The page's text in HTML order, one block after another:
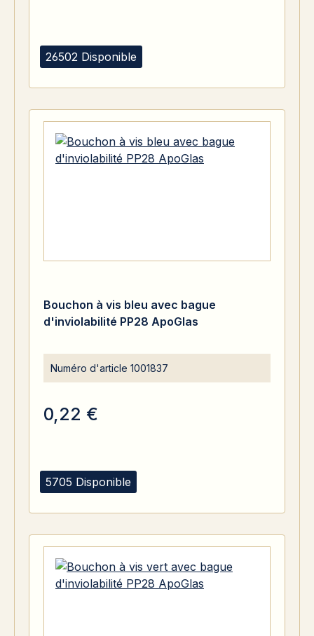
26502 Disponible
5705 Disponible
Bouchon à vis bleu avec bague
d'inviolabilité PP28 ApoGlas
Numéro d'article 1001837
0,22 €